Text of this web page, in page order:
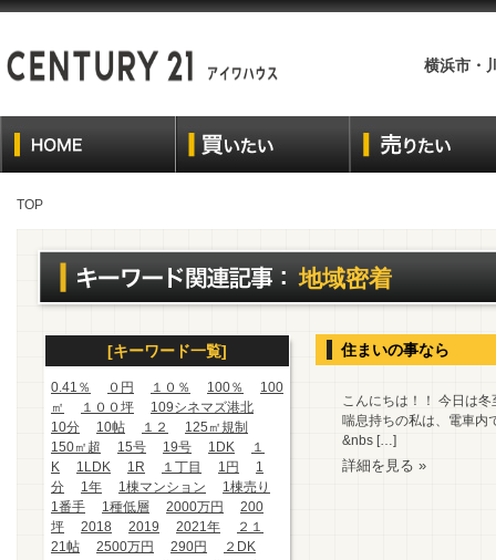
横浜市・
TOP
地域密着
[キーワード一覧]
0.41％ ０円 １０％ 100％
100
㎡
１００坪
109シネマズ港北
10分
10帖 １２
125㎡規制
150㎡超
15号 19号 1DK
１
K
1LDK 1R １丁目 1円
1
分
1年 1棟マンション
1棟売り
1番手
1種低層 2000万円
200
坪
2018 2019 2021年
２１
21帖
2500万円 290円
２DK
住まいの事なら
こんにちは！！ 今日は
喘息持ちの私は、電車内
&nbs […]
詳細を見る »